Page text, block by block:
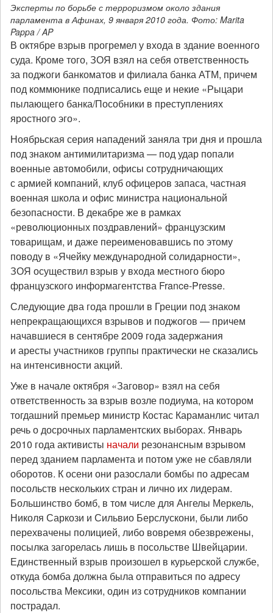
Эксперты по борьбе с терроризмом около здания
парламента в Афинах, 9 января 2010 года. Фото: Marita
Pappa / AP
В октябре взрыв прогремел у входа в здание военного
суда. Кроме того, ЗОЯ взял на себя ответственность
за поджоги банкоматов и филиала банка АТМ, причем
под коммюнике подписались еще и некие «Рыцари
пылающего банка/Пособники в преступлениях
яростного эго».
Ноябрьская серия нападений заняла три дня и прошла
под знаком антимилитаризма — под удар попали
военные автомобили, офисы сотрудничающих
с армией компаний, клуб офицеров запаса, частная
военная школа и офис министра национальной
безопасности. В декабре же в рамках
«революционных поздравлений» французским
товарищам, и даже переименовавшись по этому
поводу в «Ячейку международной солидарности»,
ЗОЯ осуществил взрыв у входа местного бюро
французского информагентства France-Presse.
Следующие два года прошли в Греции под знаком
непрекращающихся взрывов и поджогов — причем
начавшиеся в сентябре 2009 года задержания
и аресты участников группы практически не сказались
на интенсивности акций.
Уже в начале октября «Заговор» взял на себя
ответственность за взрыв возле подиума, на котором
тогдашний премьер министр Костас Караманлис читал
речь о досрочных парламентских выборах. Январь
2010 года активисты начали резонансным взрывом
перед зданием парламента и потом уже не сбавляли
оборотов. К осени они разослали бомбы по адресам
посольств нескольких стран и лично их лидерам.
Большинство бомб, в том числе для Ангелы Меркель,
Николя Саркози и Сильвио Берслускони, были либо
перехвачены полицией, либо вовремя обезврежены,
посылка загорелась лишь в посольстве Швейцарии.
Единственный взрыв произошел в курьерской службе,
откуда бомба должна была отправиться по адресу
посольства Мексики, один из сотрудников компании
пострадал.